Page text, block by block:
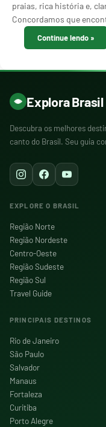
praias, rica história e,
Concordamos que
Continue lendo
Explora Brasil
Descubra os melhores
canto do Brasil. Seu guia
EXPLORE O BRASIL
Região Norte
Região Nordeste
Centro-Oeste
Região Sudeste
Região Sul
Travel Guide
PRINCIPAIS DESTINOS
Rio de Janeiro
São Paulo
Salvador
Manaus
Fortaleza
Curitiba
Porto Alegre